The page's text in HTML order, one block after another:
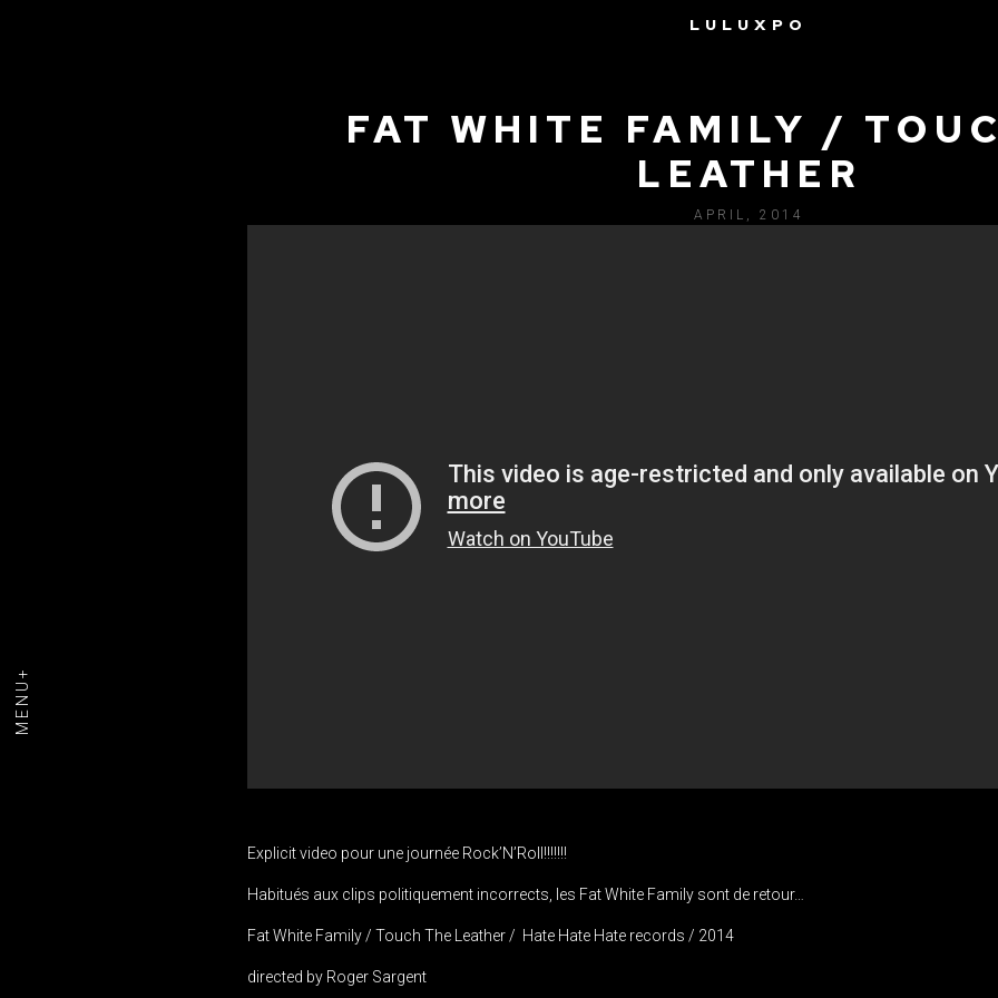
LULUXPO
MENU+
FAT WHITE FAMILY /
LEATHER
APRIL, 2014
Explicit video pour une journée Rock’N’Roll!!!!!!!
Habitués aux clips politiquement incorrects, les Fat White Family sont de retour…
Fat White Family / Touch The Leather / Hate Hate Hate records / 2014
directed by Roger Sargent